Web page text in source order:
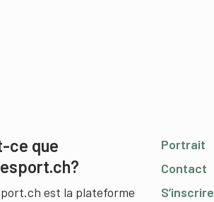
ce que
est la plateforme
Portrait
Contact
S’inscrire